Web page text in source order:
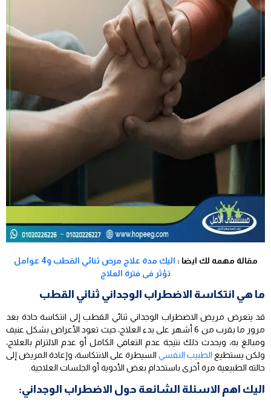
مقالة مهمه لك ايضا :
اليك مدة علاج مرض ثنائي القطب و4 عوامل
تؤثر فى فترة العلاج
ما هي انتكاسة الاضطراب الوجداني ثنائي القطب
قد يتعرض مريض الاضطراب الوجداني ثنائي القطب إلى انتكاسة حادة بعد
مرور ما يقرب من 6 أشهر على بدء العلاج، حيث تعود الأعراض بشكل عنيف
ومبالغ به، ويحدث ذلك نتيجة عدم التعافي الكامل أو عدم الالتزام بالعلاج،
ولكن يستطيع الطبيب النفسي السيطرة على الانتكاسة، وإعادة المريض إلى
حالته الطبيعية مرة أخرى باستخدام بعض الأدوية أو الجلسات العلاجية.
اليك اهم الاسئلة الشائعة حول الاضطراب الوجداني: